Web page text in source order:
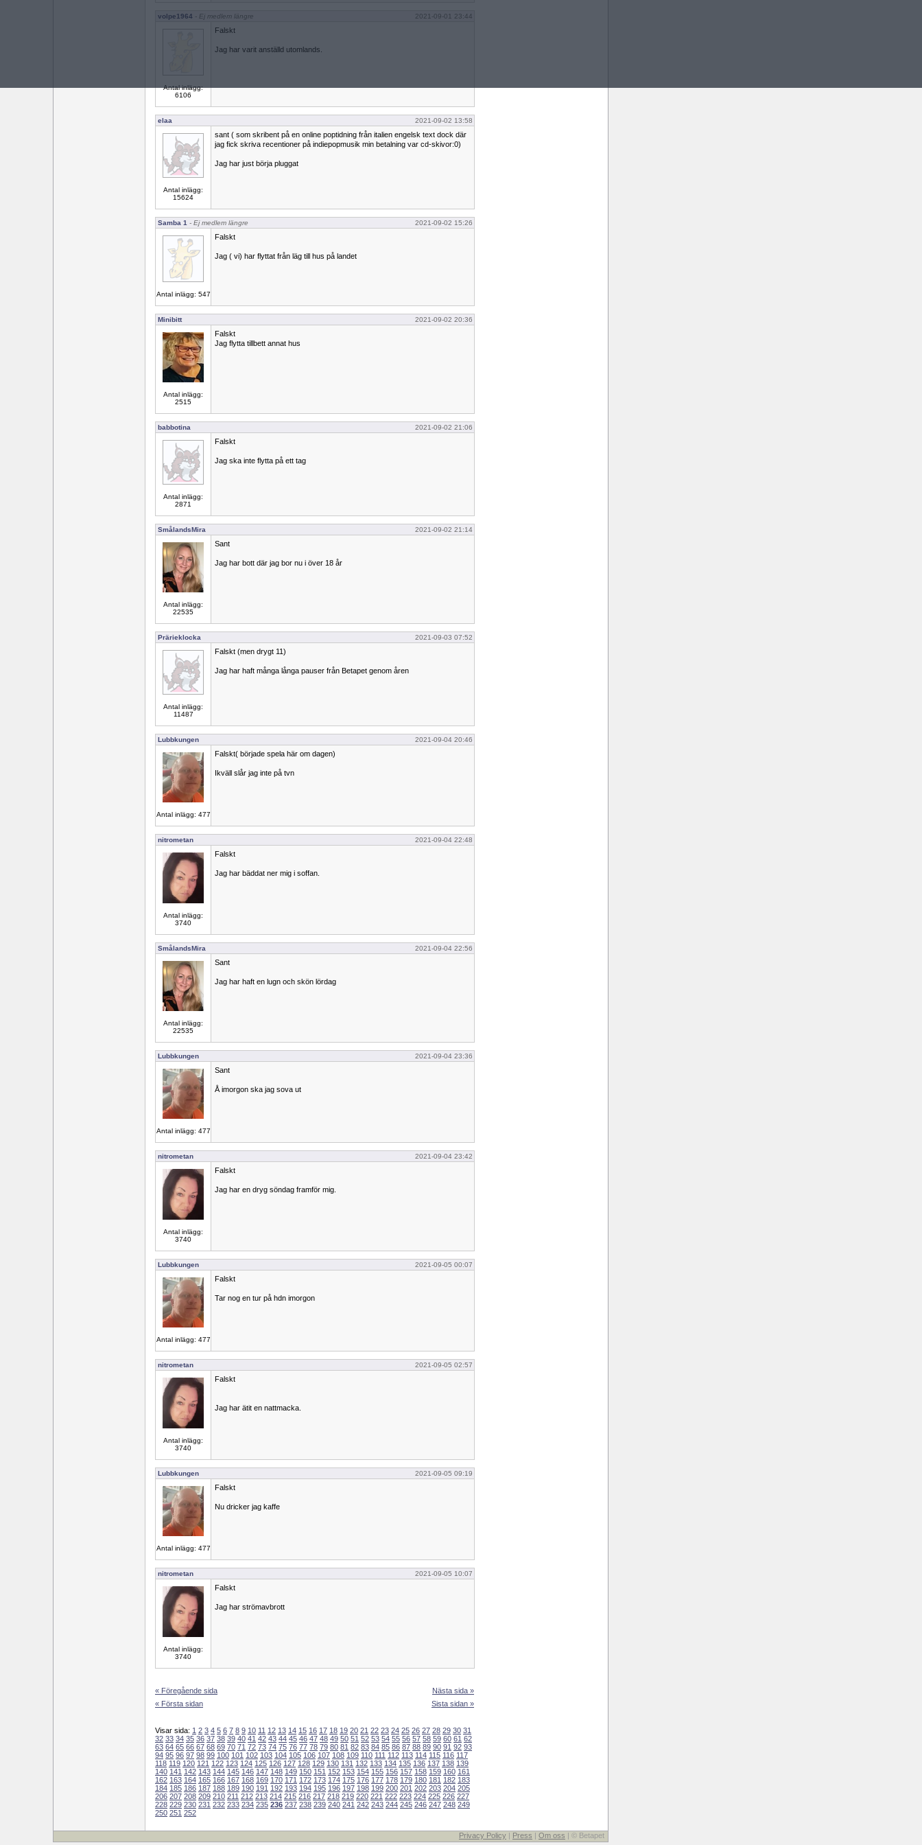
volpe1964 - Ej medlem längre 2021-09-01 23:44
Antal inlägg:
6106
Falskt
Jag har varit anställd utomlands.
elaa 2021-09-02 13:58
Antal inlägg:
15624
sant ( som skribent på en online poptidning från italien engelsk text dock där
jag fick skriva recentioner på indiepopmusik min betalning var cd-skivor:0)
Jag har just börja pluggat
Samba 1 - Ej medlem längre 2021-09-02 15:26
Antal inlägg: 547
Falskt
Jag ( vi) har flyttat från läg till hus på landet
Minibitt 2021-09-02 20:36
Antal inlägg:
2515
Falskt
Jag flytta tillbett annat hus
babbotina 2021-09-02 21:06
Antal inlägg:
2871
Falskt
Jag ska inte flytta på ett tag
SmålandsMira 2021-09-02 21:14
Antal inlägg:
22535
Sant
Jag har bott där jag bor nu i över 18 år
Prärieklocka 2021-09-03 07:52
Antal inlägg:
11487
Falskt (men drygt 11)
Jag har haft många långa pauser från Betapet genom åren
Lubbkungen 2021-09-04 20:46
Antal inlägg: 477
Falskt( började spela här om dagen)
Ikväll slår jag inte på tvn
nitrometan 2021-09-04 22:48
Antal inlägg:
3740
Falskt
Jag har bäddat ner mig i soffan.
SmålandsMira 2021-09-04 22:56
Antal inlägg:
22535
Sant
Jag har haft en lugn och skön lördag
Lubbkungen 2021-09-04 23:36
Antal inlägg: 477
Sant
Å imorgon ska jag sova ut
nitrometan 2021-09-04 23:42
Antal inlägg:
3740
Falskt
Jag har en dryg söndag framför mig.
Lubbkungen 2021-09-05 00:07
Antal inlägg: 477
Falskt
Tar nog en tur på hdn imorgon
nitrometan 2021-09-05 02:57
Antal inlägg:
3740
Falskt
Jag har ätit en nattmacka.
Lubbkungen 2021-09-05 09:19
Antal inlägg: 477
Falskt
Nu dricker jag kaffe
nitrometan 2021-09-05 10:07
Antal inlägg:
3740
Falskt
Jag har strömavbrott
« Föregående sida
« Första sidan
Nästa sida »
Sista sidan »
Visar sida: 1 2 3 4 5 6 7 8 9 10 11 12 13 14 15 16 17 18 19 20 21 22 23 24 25 26 27 28 29 30 31
32 33 34 35 36 37 38 39 40 41 42 43 44 45 46 47 48 49 50 51 52 53 54 55 56 57 58 59 60 61 62
63 64 65 66 67 68 69 70 71 72 73 74 75 76 77 78 79 80 81 82 83 84 85 86 87 88 89 90 91 92 93
94 95 96 97 98 99 100 101 102 103 104 105 106 107 108 109 110 111 112 113 114 115 116 117
118 119 120 121 122 123 124 125 126 127 128 129 130 131 132 133 134 135 136 137 138 139
140 141 142 143 144 145 146 147 148 149 150 151 152 153 154 155 156 157 158 159 160 161
162 163 164 165 166 167 168 169 170 171 172 173 174 175 176 177 178 179 180 181 182 183
184 185 186 187 188 189 190 191 192 193 194 195 196 197 198 199 200 201 202 203 204 205
206 207 208 209 210 211 212 213 214 215 216 217 218 219 220 221 222 223 224 225 226 227
228 229 230 231 232 233 234 235 236 237 238 239 240 241 242 243 244 245 246 247 248 249
250 251 252
Privacy Policy | Press | Om oss | © Betapet